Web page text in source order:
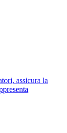
assicura la